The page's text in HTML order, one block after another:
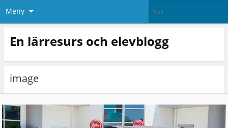
Meny
En lärresurs och elevblogg
image